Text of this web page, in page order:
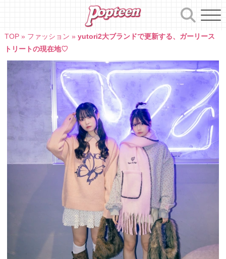
TOP» ファッション » yutori2大ブランドで更新する、ガーリース
トリートの現在地♡